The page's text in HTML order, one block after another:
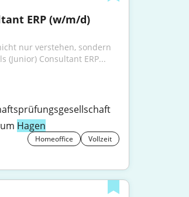
ERP (w/m/d)
nur verstehen, sondern
(Junior) Consultant ERP...
Hagen
Homeoffice Vollzeit